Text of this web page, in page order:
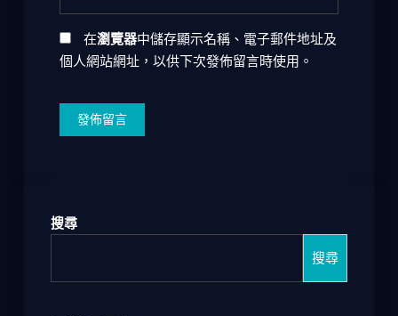
在瀏覽器中儲存顯示名稱、電子郵件地址及
個人網站網址，以供下次發佈留言時使用。
搜尋
搜尋